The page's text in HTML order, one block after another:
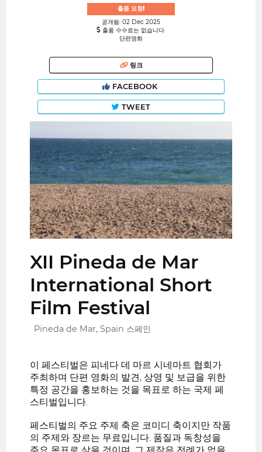
출품 요청!
공개됨: 02 Dec 2025
출품 수수료는 없습니다.
단편영화
링크
FACEBOOK
TWEET
XII Pineda de Mar
International Short
Film Festival
Pineda de Mar, Spain 스페인
이 페스티벌은 피네다 데 마르 시네마트 협회가
주최하며 단편 영화의 발견, 상영 및 보급을 위한
특정 공간을 홍보하는 것을 목표로 하는 국제 페
스티벌입니다.
페스티벌의 주요 주제 축은 코미디 축이지만 작품
의 주제와 장르는 무료입니다. 품질과 독창성을